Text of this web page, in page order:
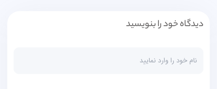
دیدگاه خود را بنویسید